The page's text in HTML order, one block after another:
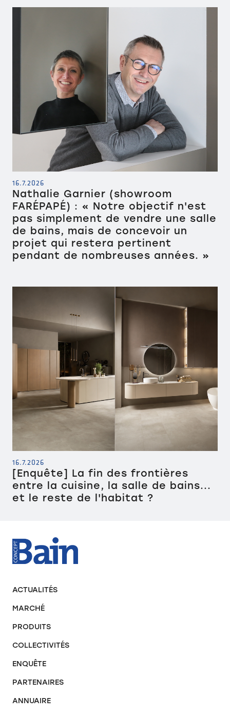
16.7.2026
Nathalie Garnier (showroom
FARÉPAPÉ) : « Notre objectif n'est
pas simplement de vendre une salle
de bains, mais de concevoir un
projet qui restera pertinent
pendant de nombreuses années. »
16.7.2026
[Enquête] La fin des frontières
entre la cuisine, la salle de bains...
et le reste de l'habitat ?
ACTUALITÉS
MARCHÉ
PRODUITS
COLLECTIVITÉS
ENQUÊTE
PARTENAIRES
ANNUAIRE